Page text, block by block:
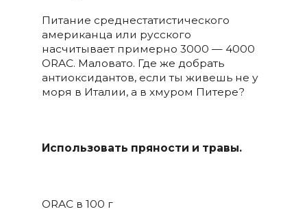
Питание среднестатистического
американца или русского
насчитывает примерно 3000 — 4000
ORAC. Маловато. Где же добрать
антиоксидантов, если ты живешь не у
моря в Италии, а в хмуром Питере?
Использовать пряности и травы.
ORAC в 100 г